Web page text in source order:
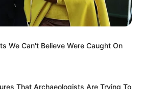
We Can't Believe Were Caught On
That Archaeologists Are Trying To